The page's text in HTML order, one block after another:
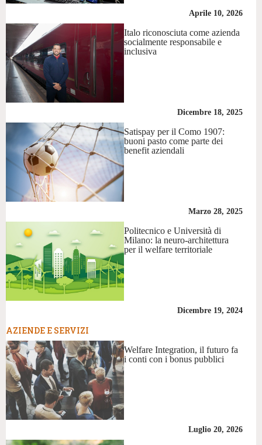
Aprile 10, 2026
Italo riconosciuta come azienda
socialmente responsabile e
inclusiva
Dicembre 18, 2025
Satispay per il Como 1907:
buoni pasto come parte dei
benefit aziendali
Marzo 28, 2025
Politecnico e Università di
Milano: la neuro-architettura
per il welfare territoriale
Dicembre 19, 2024
AZIENDE E SERVIZI
Welfare Integration, il futuro fa
i conti con i bonus pubblici
Luglio 20, 2026